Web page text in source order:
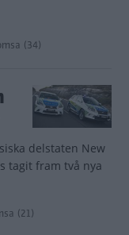
(34)
delstaten New
tagit fram två nya
(21)